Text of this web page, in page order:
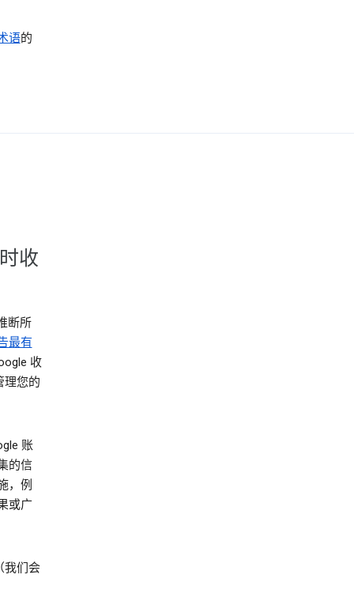
语的
收
断所
最有
收
理您的
账
的信
，例
或广
我们会